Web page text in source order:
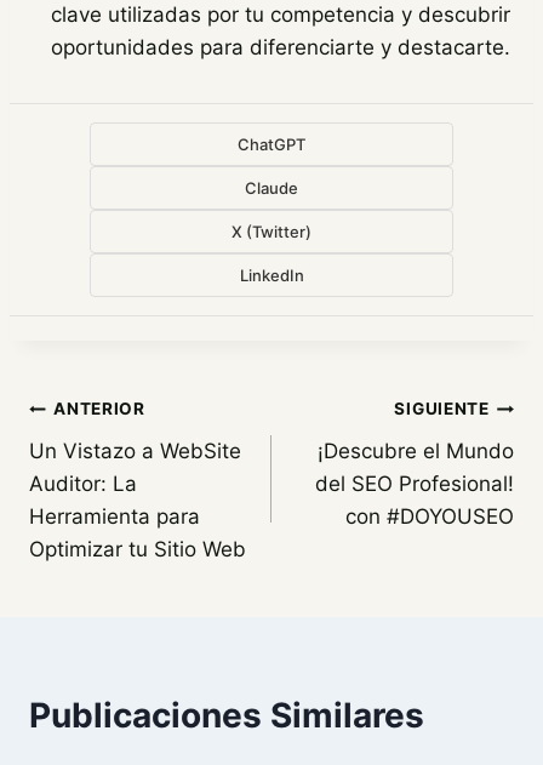
clave utilizadas por tu competencia y descubrir
oportunidades para diferenciarte y destacarte.
ChatGPT
Claude
X (Twitter)
LinkedIn
Navegación
de
entradas
ANTERIOR
Un Vistazo a WebSite
Auditor: La
Herramienta para
Optimizar tu Sitio Web
SIGUIENTE
¡Descubre el Mundo
del SEO Profesional!
con #DOYOUSEO
Publicaciones Similares